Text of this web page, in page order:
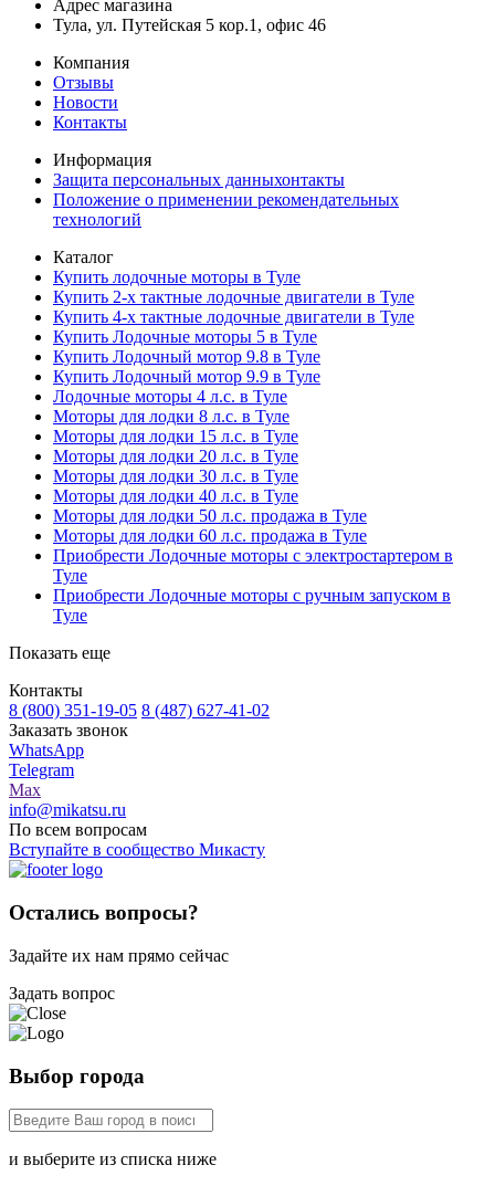
Адрес магазина
Тула, ул. Путейская 5 кор.1, офис 46
Компания
Отзывы
Новости
Контакты
Информация
Защита персональных данныхонтакты
Положение о применении рекомендательных
технологий
Каталог
Купить лодочные моторы в Туле
Купить 2-х тактные лодочные двигатели в Туле
Купить 4-х тактные лодочные двигатели в Туле
Купить Лодочные моторы 5 в Туле
Купить Лодочный мотор 9.8 в Туле
Купить Лодочный мотор 9.9 в Туле
Лодочные моторы 4 л.с. в Туле
Моторы для лодки 8 л.с. в Туле
Моторы для лодки 15 л.с. в Туле
Моторы для лодки 20 л.с. в Туле
Моторы для лодки 30 л.с. в Туле
Моторы для лодки 40 л.с. в Туле
Моторы для лодки 50 л.с. продажа в Туле
Моторы для лодки 60 л.с. продажа в Туле
Приобрести Лодочные моторы с электростартером в
Туле
Приобрести Лодочные моторы с ручным запуском в
Туле
Показать еще
Контакты
8 (800) 351-19-05 8 (487) 627-41-02
Заказать звонок
WhatsApp
Telegram
Max
info@mikatsu.ru
По всем вопросам
Вступайте в сообщество Микасту
Остались вопросы?
Задайте их нам прямо сейчас
Задать вопрос
Выбор города
и выберите из списка ниже